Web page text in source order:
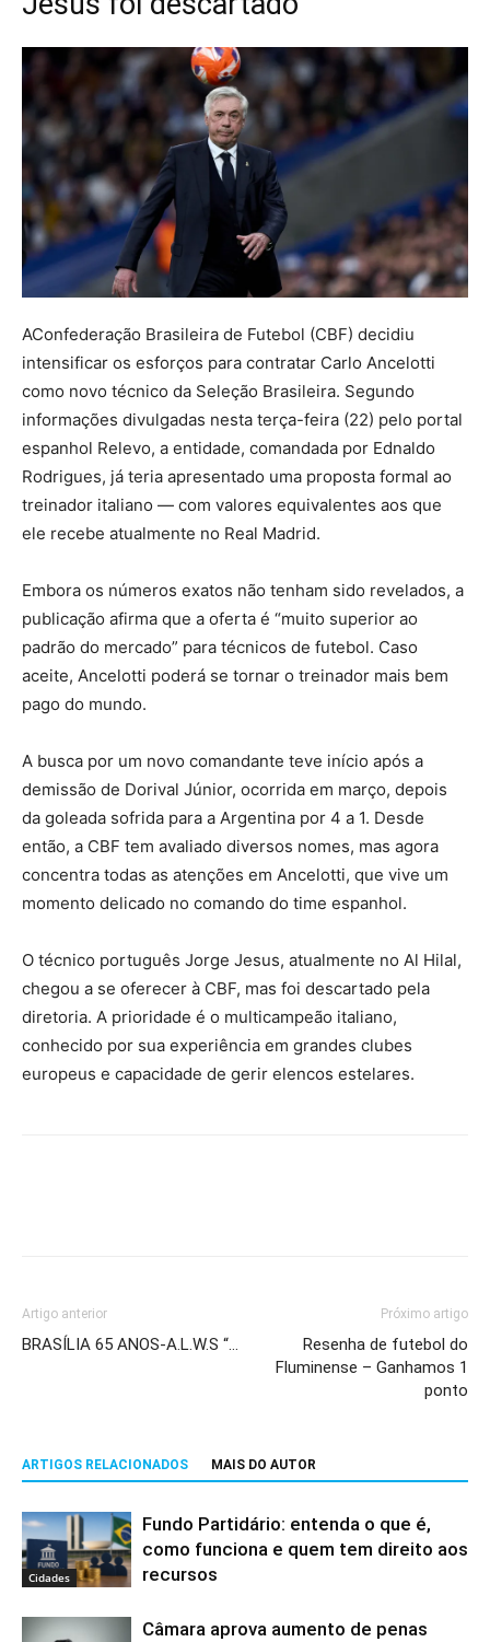
AConfederação Brasileira de Futebol (CBF) decidiu
intensificar os esforços para contratar Carlo Ancelotti
como novo técnico da Seleção Brasileira. Segundo
informações divulgadas nesta terça-feira (22) pelo portal
espanhol Relevo, a entidade, comandada por Ednaldo
Rodrigues, já teria apresentado uma proposta formal ao
treinador italiano — com valores equivalentes aos que
ele recebe atualmente no Real Madrid.
Embora os números exatos não tenham sido revelados, a
publicação afirma que a oferta é “muito superior ao
padrão do mercado” para técnicos de futebol. Caso
aceite, Ancelotti poderá se tornar o treinador mais bem
pago do mundo.
A busca por um novo comandante teve início após a
demissão de Dorival Júnior, ocorrida em março, depois
da goleada sofrida para a Argentina por 4 a 1. Desde
então, a CBF tem avaliado diversos nomes, mas agora
concentra todas as atenções em Ancelotti, que vive um
momento delicado no comando do time espanhol.
O técnico português Jorge Jesus, atualmente no Al Hilal,
chegou a se oferecer à CBF, mas foi descartado pela
diretoria. A prioridade é o multicampeão italiano,
conhecido por sua experiência em grandes clubes
europeus e capacidade de gerir elencos estelares.
Artigo anterior
BRASÍLIA 65 ANOS-A.L.W.S “…
Próximo artigo
Resenha de futebol do
Fluminense – Ganhamos 1
ponto
ARTIGOS RELACIONADOS MAIS DO AUTOR
Cidades
Fundo Partidário: entenda o que é,
como funciona e quem tem direito aos
recursos
Câmara aprova aumento de penas